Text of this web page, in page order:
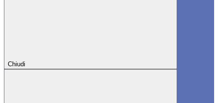
Chiudi